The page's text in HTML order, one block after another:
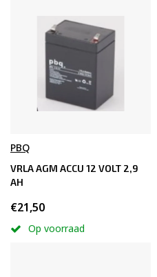
PBQ
VRLA AGM ACCU 12 VOLT 2,9
AH
€21,50
Op voorraad